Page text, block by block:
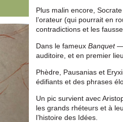
Plus malin encore,
l’orateur (qui pourrait en
contradictions et les
Dans le fameuxBanquet—
auditoire, et en premier
Phèdre, Pausanias et
édifiants et des phrases
Un pic survient avec
les grands rhéteurs et à
l’histoire des Idées.